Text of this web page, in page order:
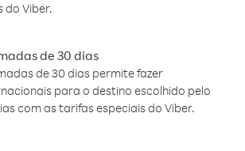
do Viber.
de 30 dias
de 30 dias permite fazer
para o destino escolhido pelo
com as tarifas especiais do Viber.